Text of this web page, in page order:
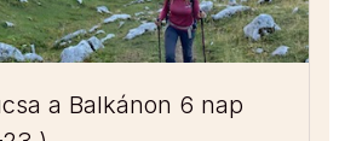
a Balkánon 6 nap